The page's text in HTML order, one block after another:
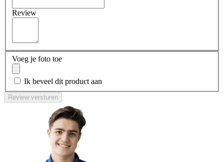
Review
Voeg je foto toe
Ik beveel dit product aan
Review versturen